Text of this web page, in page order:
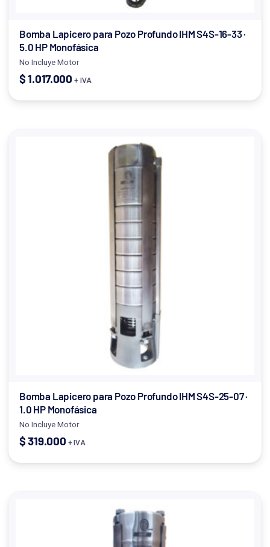
Bomba Lapicero para Pozo Profundo IHM S4S-16-33 ·
5.0 HP Monofásica
No Incluye Motor
$1.017.000 + IVA
Bomba Lapicero para Pozo Profundo IHM S4S-25-07 ·
1.0 HP Monofásica
No Incluye Motor
$319.000 + IVA